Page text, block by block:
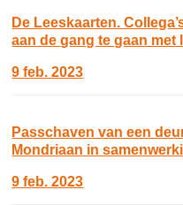
De Leeskaarten.
aan de gang te gaan met
9 feb. 2023
Passchaven van een
Mondriaan in
9 feb. 2023